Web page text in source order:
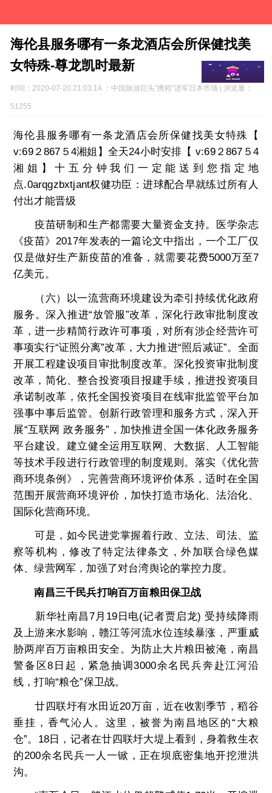
海伦县服务哪有一条龙酒店会所保健找美
女特殊-尊龙凯时最新
时间：2020-07-20 21:03:14 ：中国旅游巨头“携程”进军日本市场 | 浏览量：
51255
海伦县服务哪有一条龙酒店会所保健找美女特殊【
v:69２867５4湘姐】全天24小时安排【 v:69２867５4
湘姐】十五分钟我们一定能送到您指定地
点.0arqgzbxtjant权健功臣：进球配合早就练过所有人
付出才能晋级
疫苗研制和生产都需要大量资金支持。医学杂志
《疫苗》2017年发表的一篇论文中指出，一个工厂仅
仅是做好生产新疫苗的准备，就需要花费5000万至7
亿美元。
（六）以一流营商环境建设为牵引持续优化政府
服务。深入推进“放管服”改革，深化行政审批制度改
革，进一步精简行政许可事项，对所有涉企经营许可
事项实行“证照分离”改革，大力推进“照后减证”。全面
开展工程建设项目审批制度改革。深化投资审批制度
改革，简化、整合投资项目报建手续，推进投资项目
承诺制改革，依托全国投资项目在线审批监管平台加
强事中事后监管。创新行政管理和服务方式，深入开
展“互联网 政务服务”，加快推进全国一体化政务服务
平台建设。建立健全运用互联网、大数据、人工智能
等技术手段进行行政管理的制度规则。落实《优化营
商环境条例》，完善营商环境评价体系，适时在全国
范围开展营商环境评价，加快打造市场化、法治化、
国际化营商环境。
可是，如今民进党掌握着行政、立法、司法、监
察等机构，修改了特定法律条文，外加联合绿色媒
体、绿营网军，加强了对台湾舆论的掌控力度。
南昌三千民兵打响百万亩粮田保卫战
新华社南昌7月19日电(记者贾启龙) 受持续降雨
及上游来水影响，赣江等河流水位连续暴涨，严重威
胁两岸百万亩粮田安全。为防止大片粮田被淹，南昌
警备区8日起，紧急抽调3000余名民兵奔赴江河沿
线，打响“粮仓”保卫战。
廿四联圩有水田近20万亩，近在收割季节，稻谷
垂挂，香气沁人。这里，被誉为南昌地区的“大粮
仓”。18日，记者在廿四联圩大堤上看到，身着救生衣
的200余名民兵一人一锨，正在坝底密集地开挖泄洪
沟。